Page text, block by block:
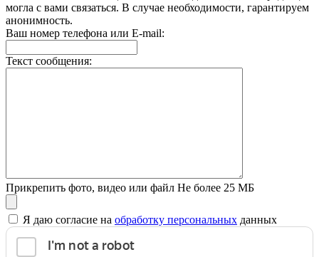
могла с вами связаться. В случае необходимости, гарантируем
анонимность.
Ваш номер телефона или E-mail:
Текст сообщения:
Прикрепить фото, видео или файл Не более 25 МБ
Я даю согласие на обработку персональных данных